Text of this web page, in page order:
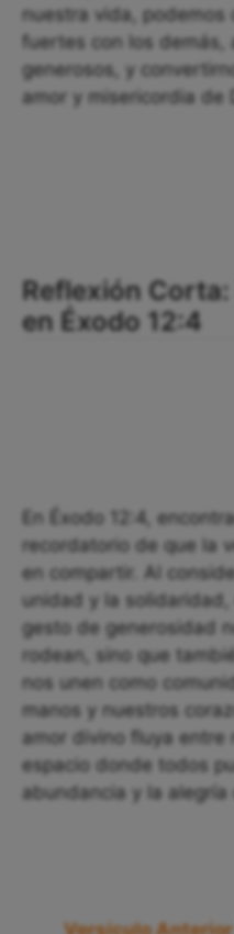
nuestra vida, podemos
fuertes con los demás,
generosos, y
amor y misericordia de
Reflexión
en Éxodo 12:4
En Éxodo 12:4,
recordatorio de que la
en compartir. Al
unidad y la
gesto de generosidad
rodean, sino que
nos unen como
manos y nuestros
amor divino fluya entre
espacio donde todos
abundancia y la alegría